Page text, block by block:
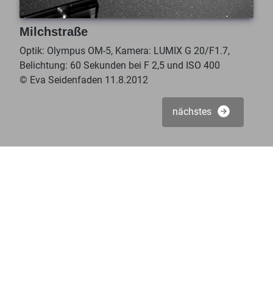
Milchstraße
Optik: Olympus OM-5, Kamera: LUMIX G 20/F1.7,
Belichtung: 60 Sekunden bei F 2,5 und ISO 400
© Eva Seidenfaden 11.8.2012
nächstes